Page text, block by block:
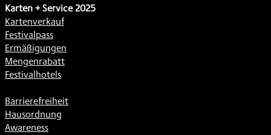
Karten + Service 2025
Kartenverkauf
Festivalpass
Ermäßigungen
Mengenrabatt
Festivalhotels
Barrierefreiheit
Hausordnung
Awareness